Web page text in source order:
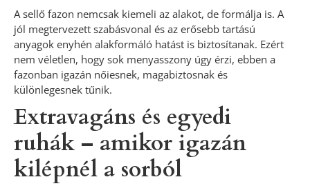
A sellő fazon nemcsak kiemeli az alakot, de formálja is. A
jól megtervezett szabásvonal és az erősebb tartású
anyagok enyhén alakformáló hatást is biztosítanak. Ezért
nem véletlen, hogy sok menyasszony úgy érzi, ebben a
fazonban igazán nőiesnek, magabiztosnak és
különlegesnek tűnik.
Extravagáns és egyedi
ruhák – amikor igazán
kilépnél a sorból